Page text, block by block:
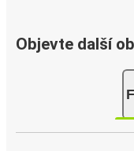
Objevte další